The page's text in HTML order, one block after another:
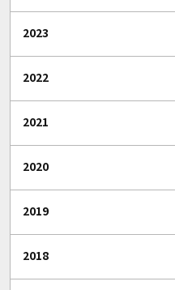
2023
2022
2021
2020
2019
2018